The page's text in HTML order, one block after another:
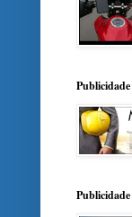
Publicidade
Publicidade